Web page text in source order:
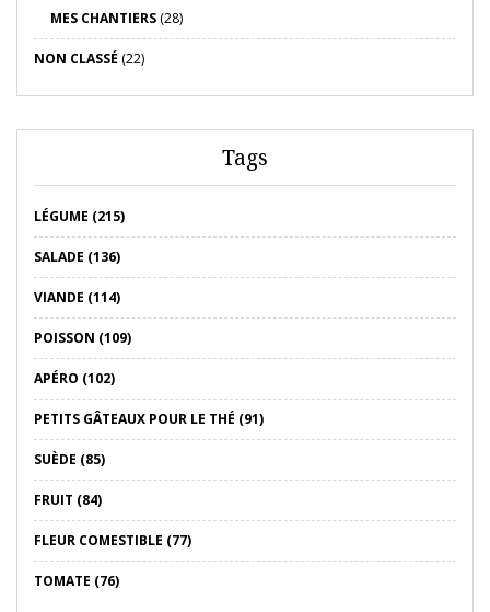
MES CHANTIERS (28)
NON CLASSÉ (22)
Tags
LÉGUME (215)
SALADE (136)
VIANDE (114)
POISSON (109)
APÉRO (102)
PETITS GÂTEAUX POUR LE THÉ (91)
SUÈDE (85)
FRUIT (84)
FLEUR COMESTIBLE (77)
TOMATE (76)